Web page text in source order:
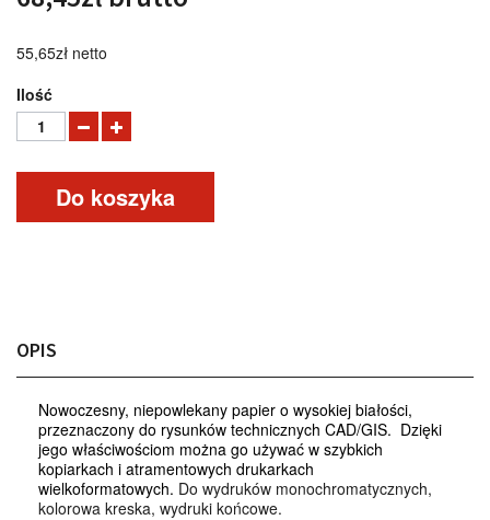
55,65zł netto
Ilość
Do koszyka
OPIS
Nowoczesny, niepowlekany papier o wysokiej białości,
przeznaczony do rysunków technicznych CAD/GIS. Dzięki
jego właściwościom można go używać w szybkich
kopiarkach i atramentowych drukarkach
wielkoformatowych. Do wydruków monochromatycznych,
kolorowa kreska, wydruki końcowe.